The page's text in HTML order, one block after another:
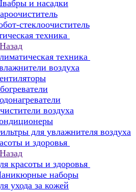
и насадки
стеклоочиститель
техника
Назад
техника
воздуха
воздуха
для увлажнителя воздуха
и здоровья
Назад
красоты и здоровья
наборы
ухода за кожей